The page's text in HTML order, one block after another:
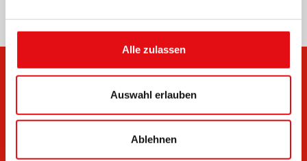
Alle zulassen
Auswahl erlauben
Ablehnen